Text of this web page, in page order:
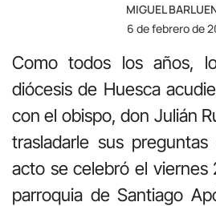
MIGUEL
6 de febrero de
Como todos los años,
diócesis de Huesca
con el obispo, don Julián
trasladarle sus
acto se celebró el viernes
parroquia de Santiago